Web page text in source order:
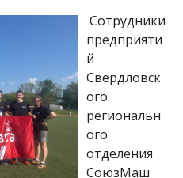
Сотрудники
предприяти
й
Свердловск
ого
региональн
ого
отделения
СоюзМаш